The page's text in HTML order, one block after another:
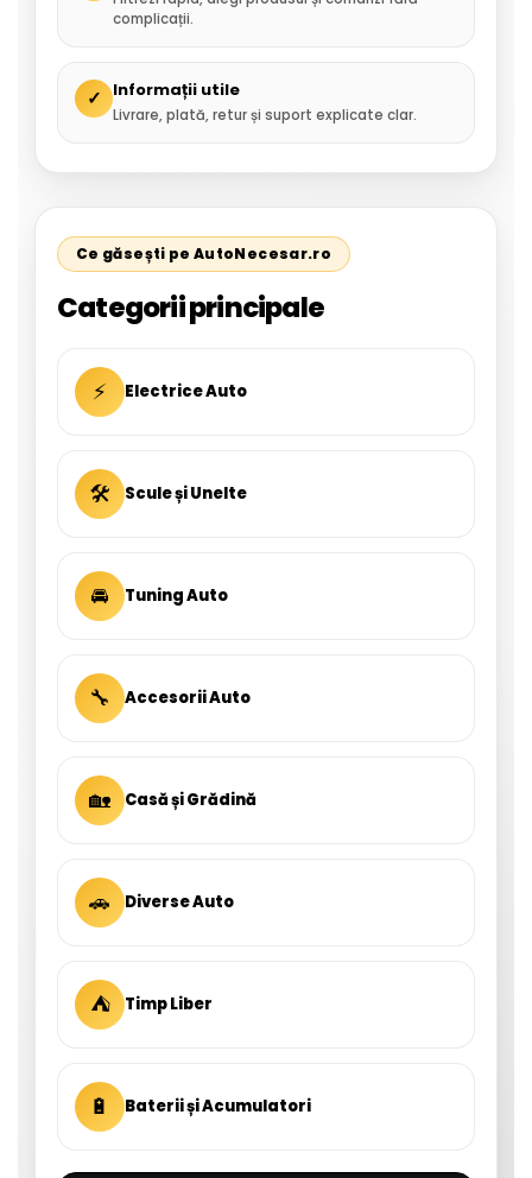
complicații.
✓ Informații utile
Livrare, plată, retur și suport explicate clar.
Ce găsești pe AutoNecesar.ro
Categorii principale
⚡ Electrice Auto
🛠 Scule și Unelte
🚘 Tuning Auto
🔧 Accesorii Auto
🏡 Casă și Grădină
🚗 Diverse Auto
⛺ Timp Liber
🔋 Baterii și Acumulatori